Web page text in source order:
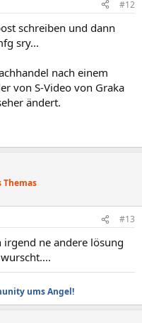
#12
schreiben und dann
sry...
nach einem
von S-Video von Graka
ändert.
Themas
#13
ne andere lösung
ums Angel!